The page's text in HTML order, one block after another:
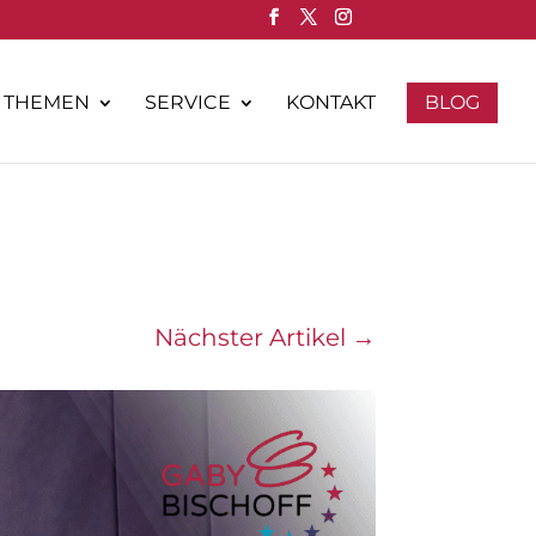
THEMEN SERVICE KONTAKT BLOG
Nächster Artikel →